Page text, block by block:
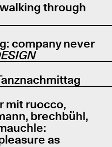
through
company never
mit ruocco,
brechbühl,
as